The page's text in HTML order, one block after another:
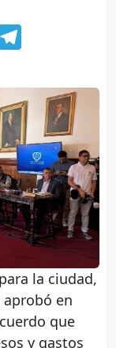
la ciudad,
aprobó en
que
y gastos